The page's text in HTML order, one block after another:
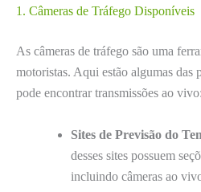
1. Câmeras de Tráfego Disponíveis
As câmeras de tráfego são uma
motoristas. Aqui estão algumas das
pode encontrar transmissões ao vivo:
Sites de Previsão do
desses sites possuem
incluindo câmeras ao